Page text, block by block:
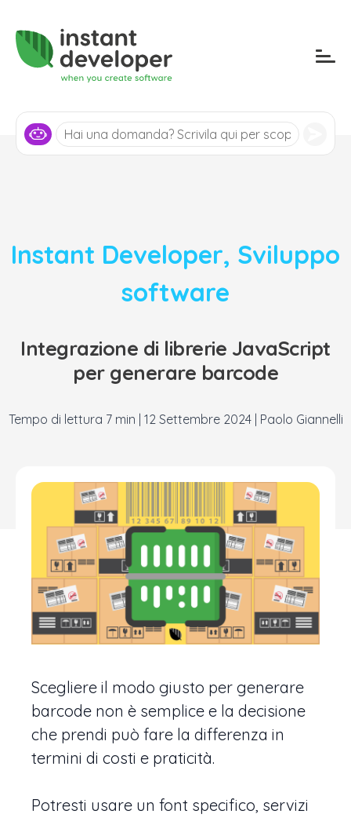
Instant Developer, Sviluppo
software
Integrazione di librerie JavaScript
per generare barcode
12 Settembre 2024| Paolo Giannelli
Scegliere il modo giusto per generare
barcode non è semplice e la decisione
che prendi può fare la differenza in
termini di costi e praticità.
Potresti usare un font specifico, servizi